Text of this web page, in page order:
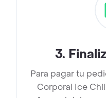
3.
Para pagar tu
Corporal Ice